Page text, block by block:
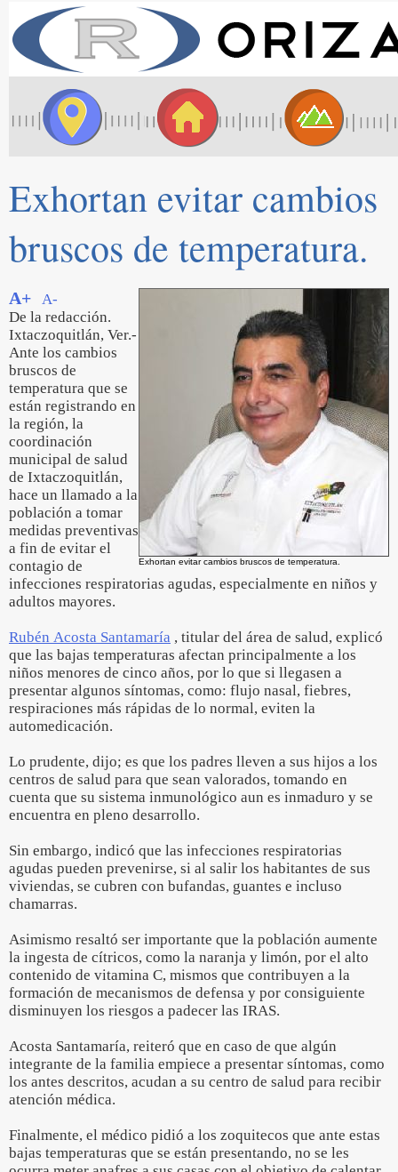
Exhortan evitar cambios
bruscos de temperatura.
Exhortan evitar cambios bruscos de temperatura.
A+
A-
De la redacción.
Ixtaczoquitlán, Ver.-
Ante los cambios
bruscos de
temperatura que se
están registrando en
la región, la
coordinación
municipal de salud
de Ixtaczoquitlán,
hace un llamado a la
población a tomar
medidas preventivas
a fin de evitar el
contagio de
infecciones respiratorias agudas, especialmente en niños y
adultos mayores.
Rubén Acosta Santamaría , titular del área de salud, explicó
que las bajas temperaturas afectan principalmente a los
niños menores de cinco años, por lo que si llegasen a
presentar algunos síntomas, como: flujo nasal, fiebres,
respiraciones más rápidas de lo normal, eviten la
automedicación.
Lo prudente, dijo; es que los padres lleven a sus hijos a los
centros de salud para que sean valorados, tomando en
cuenta que su sistema inmunológico aun es inmaduro y se
encuentra en pleno desarrollo.
Sin embargo, indicó que las infecciones respiratorias
agudas pueden prevenirse, si al salir los habitantes de sus
viviendas, se cubren con bufandas, guantes e incluso
chamarras.
Asimismo resaltó ser importante que la población aumente
la ingesta de cítricos, como la naranja y limón, por el alto
contenido de vitamina C, mismos que contribuyen a la
formación de mecanismos de defensa y por consiguiente
disminuyen los riesgos a padecer las IRAS.
Acosta Santamaría, reiteró que en caso de que algún
integrante de la familia empiece a presentar síntomas, como
los antes descritos, acudan a su centro de salud para recibir
atención médica.
Finalmente, el médico pidió a los zoquitecos que ante estas
bajas temperaturas que se están presentando, no se les